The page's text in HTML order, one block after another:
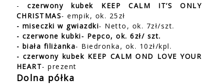
-czerwony kubek KEEP CALM IT’S ONLY
CHRISTMAS- empik, ok. 25zł
- miseczki w gwiazdki- Netto, ok. 7zł/szt.
- czerwone kubki- Pepco, ok. 6zł/ szt.
- biała filiżanka- Biedronka, ok. 10zł/kpl.
- czerwony kubek KEEP CALM OND LOVE YOUR
HEART- prezent
Dolna półka